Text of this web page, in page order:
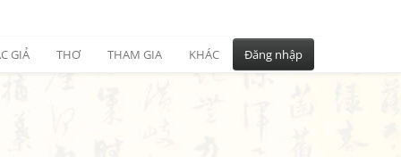
GIẢ THƠ THAM GIA KHÁC Đăng nhập